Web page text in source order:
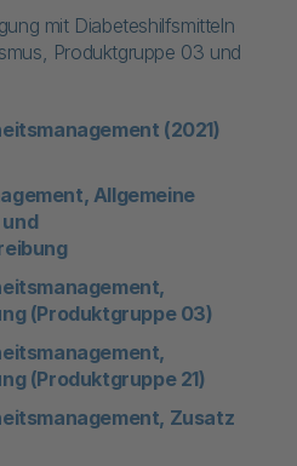
mit Diabeteshilfsmitteln
Produktgruppe 03 und
(2021)
Allgemeine
(Produktgruppe 03)
(Produktgruppe 21)
Zusatz